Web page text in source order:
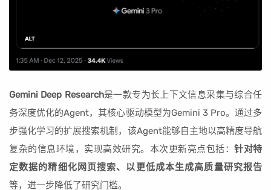
Gemini Deep Research是一款专为长上下文信息采集与综合任
务深度优化的Agent，其核心驱动模型为Gemini 3 Pro。通过多
步强化学习的扩展搜索机制，该Agent能够自主地以高精度导航
复杂的信息环境，实现高效研究。本次更新亮点包括： 针对特
定数据的精细化网页搜索、以更低成本生成高质量研究报告
等，进一步降低了研究门槛。